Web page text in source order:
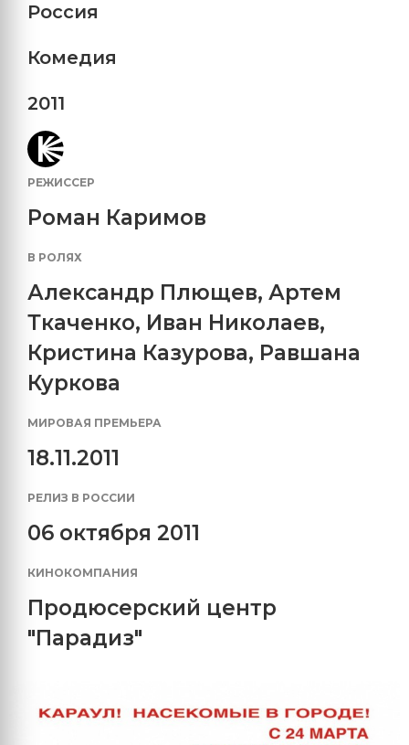
Россия
Комедия
2011
РЕЖИССЕР
Роман Каримов
В РОЛЯХ
Александр Плющев, Артем
Ткаченко, Иван Николаев,
Кристина Казурова, Равшана
Куркова
МИРОВАЯ ПРЕМЬЕРА
18.11.2011
РЕЛИЗ В РОССИИ
06 октября 2011
КИНОКОМПАНИЯ
Продюсерский центр
"Парадиз"